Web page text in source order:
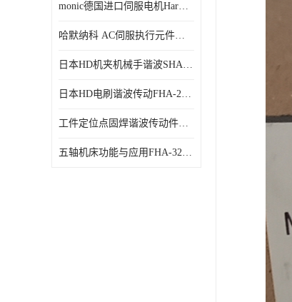
monic德国进口伺服电机Har中国总代理供应
哈默纳科 AC伺服执行元件扁平型SHA系列
日本HD机夹机械手谐波SHA32A120CG-B12B
日本HD电刷谐波传动FHA-25C-50-E250-C
工件定位点固焊谐波传动件哈默纳科CSF-45-100-2UH
五轴机床功能与应用FHA-32C-50-US250